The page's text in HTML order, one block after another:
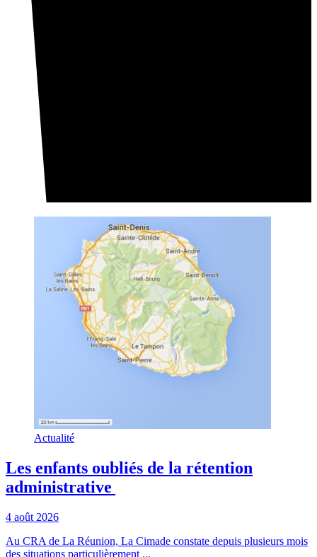
Actualité
Les enfants oubliés de la rétention
administrative
4 août 2026
Au CRA de La Réunion, La Cimade constate depuis plusieurs mois
des situations particulièrement ...